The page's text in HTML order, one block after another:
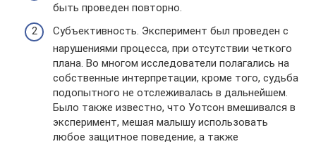
быть проведен повторно.
Субъективность. Эксперимент был проведен с
нарушениями процесса, при отсутствии четкого
плана. Во многом исследователи полагались на
собственные интерпретации, кроме того, судьба
подопытного не отслеживалась в дальнейшем.
Было также известно, что Уотсон вмешивался в
эксперимент, мешая малышу использовать
любое защитное поведение, а также